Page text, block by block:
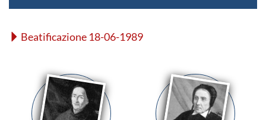
Beatificazione 18-06-1989